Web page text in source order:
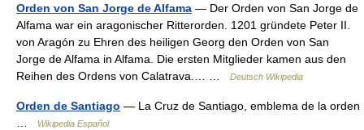
Orden von San Jorge de Alfama — Der Orden von San Jorge de
Alfama war ein aragonischer Ritterorden. 1201 gründete Peter II.
von Aragón zu Ehren des heiligen Georg den Orden von San
Jorge de Alfama in Alfama. Die ersten Mitglieder kamen aus den
Reihen des Ordens von Calatrava.… …
Deutsch Wikipedia
Orden de Santiago — La Cruz de Santiago, emblema de la orden
Wikipedia Español